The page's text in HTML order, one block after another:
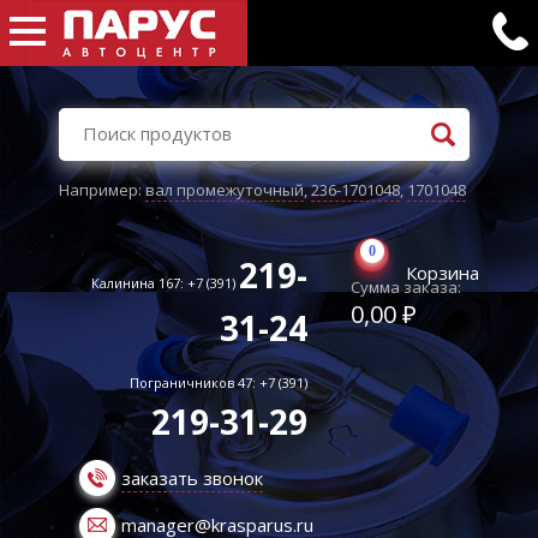
Например:вал промежуточный,236-1701048,1701048
Калинина 167: +7 (391) 219-
31-24
Пограничников 47: +7 (391)
219-31-29
заказать звонок
manager@krasparus.ru
0
Корзина
Сумма заказа:
0,00 ₽